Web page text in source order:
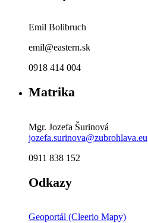
Emil Bolibruch
emil@eastern.sk
0918 414 004
Matrika
Mgr. Jozefa Šurinová
jozefa.surinova@zubrohlava.eu
0911 838 152
Odkazy
Geoportál (Cleerio Mapy)